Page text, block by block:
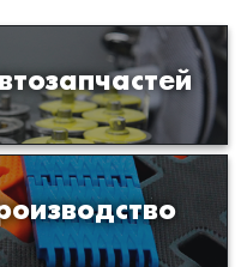
деталей
для подвески
автомобиля
из пластиков
образцам либо
заказчика